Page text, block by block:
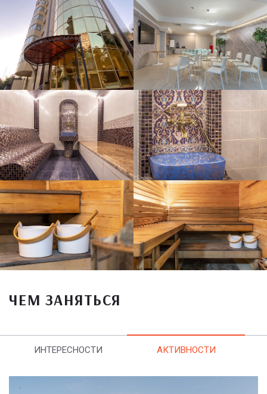
ЧЕМ ЗАНЯТЬСЯ
ИНТЕРЕСНОСТИ АКТИВНОСТИ